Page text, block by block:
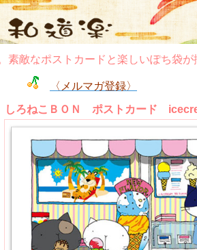
なポストカードと楽しいぽち袋が揃
〈メルマガ登録〉
しろねこＢＯＮ ポストカード